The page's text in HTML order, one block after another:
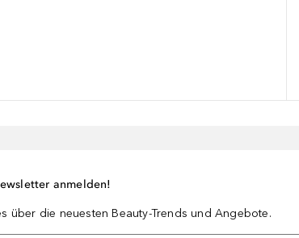
anmelden!
über die neuesten Beauty-Trends und Angebote.